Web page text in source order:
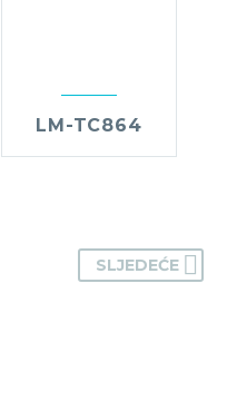
LM-TC864
SLJEDEĆE